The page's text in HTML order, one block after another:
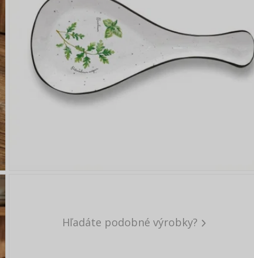
Hľadáte podobné výrobky?